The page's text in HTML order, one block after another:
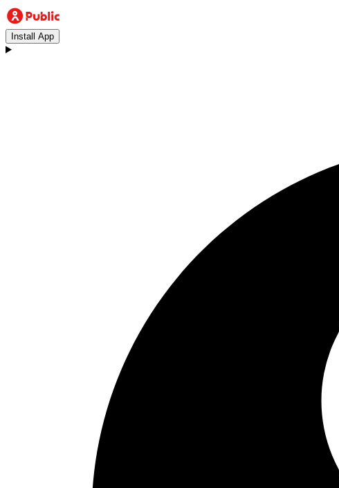
Install App